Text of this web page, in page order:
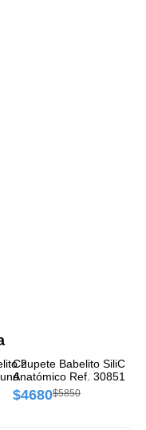
2
Chupete Babelito SiliCona
Anatómico Ref. 30851 x 1
und
$4680$5850